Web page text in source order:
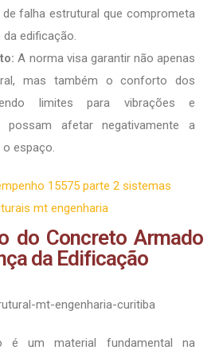
falha estrutural que comprometa
edificação.
A norma visa garantir não apenas
mas também o conforto dos
limites para vibrações e
possam afetar negativamente a
o espaço.
do Concreto Armado
da Edificação
é um material fundamental na